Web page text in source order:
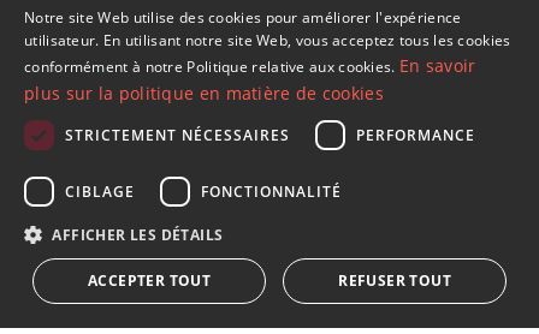
Propriétés à Marbella (Tout)
Appartements - Habitats à Las Terrazas de Las Lomas
S´abonner à notre lettre d'information
le style de vie à Marbella
ENGLISH
SPANISH
Notre site Web utilise des cookies pour améliorer l'expérience
utilisateur. En utilisant notre site Web, vous acceptez tous les cookies
conformément à notre Politique relative aux cookies. En savoir
plus sur la politique en matière de cookies
STRICTEMENT NÉCESSAIRES PERFORMANCE
CIBLAGE FONCTIONNALITÉ
AFFICHER LES DÉTAILS
ACCEPTER TOUT REFUSER TOUT